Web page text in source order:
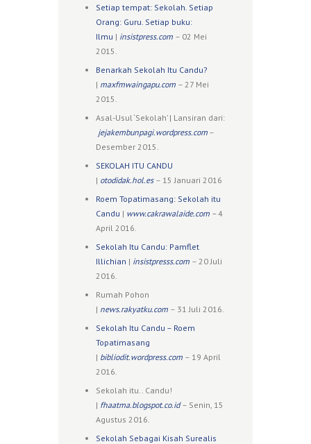
Setiap tempat: Sekolah. Setiap
Orang: Guru. Setiap buku:
Ilmu | insistpress.com – 02 Mei
2015.
Benarkah Sekolah Itu Candu?
| maxfmwaingapu.com – 27 Mei
2015.
Asal-Usul ‘Sekolah’ | Lansiran dari:
jejakembunpagi.wordpress.com –
Desember 2015.
SEKOLAH ITU CANDU
| otodidak.hol.es – 15 Januari 2016
Roem Topatimasang: Sekolah itu
Candu | www.cakrawalaide.com –4
April 2016.
Sekolah Itu Candu: Pamflet
Illichian | insistpresss.com – 20 Juli
2016.
Rumah Pohon
| news.rakyatku.com – 31 Juli 2016.
Sekolah Itu Candu – Roem
Topatimasang
| bibliodit.wordpress.com – 19 April
2016.
Sekolah itu.. Candu!
| fhaatma.blogspot.co.id – Senin, 15
Agustus 2016.
Sekolah Sebagai Kisah Surealis